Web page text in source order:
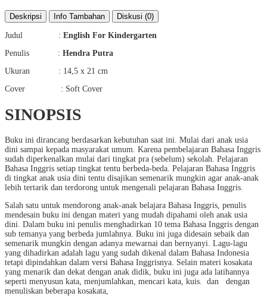
Deskripsi Info Tambahan Diskusi (0)
Judul : English For Kindergarten
Penulis : Hendra Putra
Ukuran : 14,5 x 21 cm
Cover : Soft Cover
SINOPSIS
Buku ini dirancang berdasarkan kebutuhan saat ini. Mulai dari anak usia
dini sampai kepada masyarakat umum. Karena pembelajaran Bahasa Inggris
sudah diperkenalkan mulai dari tingkat pra (sebelum) sekolah. Pelajaran
Bahasa Inggris setiap tingkat tentu berbeda-beda. Pelajaran Bahasa Inggris
di tingkat anak usia dini tentu disajikan semenarik mungkin agar anak-anak
lebih tertarik dan terdorong untuk mengenali pelajaran Bahasa Inggris.
Salah satu untuk mendorong anak-anak belajara Bahasa Inggris, penulis
mendesain buku ini dengan materi yang mudah dipahami oleh anak usia
dini. Dalam buku ini penulis menghadirkan 10 tema Bahasa Inggris dengan
sub temanya yang berbeda jumlahnya. Buku ini juga didesain sebaik dan
semenarik mungkin dengan adanya mewarnai dan bernyanyi. Lagu-lagu
yang dihadirkan adalah lagu yang sudah dikenal dalam Bahasa Indonesia
tetapi dipindahkan dalam versi Bahasa Inggrisnya. Selain materi kosakata
yang menarik dan dekat dengan anak didik, buku ini juga ada latihannya
seperti menyusun kata, menjumlahkan, mencari kata, kuis. dan dengan
menuliskan beberapa kosakata,